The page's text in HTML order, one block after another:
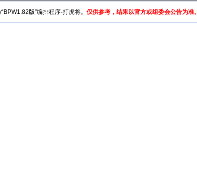
版”编排程序-打虎将。 仅供参考，结果以官方或组委会公告为准。